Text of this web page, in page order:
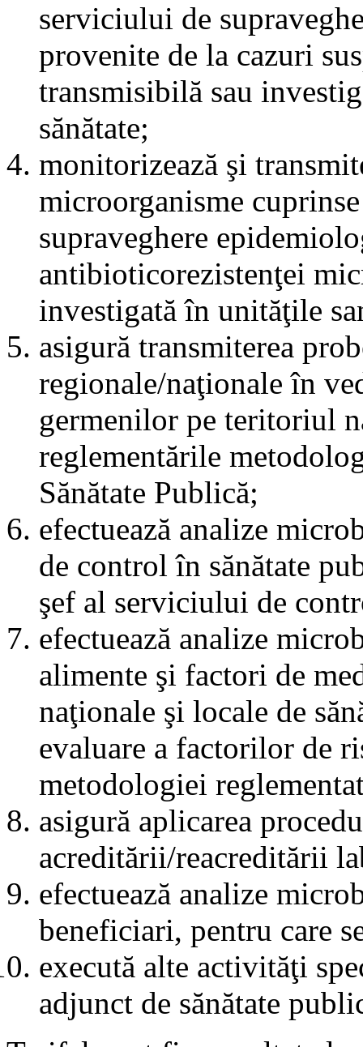
serviciului de
provenite de la cazuri
transmisibilă sau
sănătate;
monitorizează şi
microorganisme
supraveghere
antibioticorezistenţei
investigată în unităţile
asigură transmiterea
regionale/naţionale în
germenilor pe teritoriul
reglementările
Sănătate Publică;
efectuează analize
de control în sănătate
şef al serviciului de
efectuează analize
alimente şi factori de
naţionale şi locale de
evaluare a factorilor de
metodologiei
asigură aplicarea
acreditării/reacreditării
efectuează analize
beneficiari, pentru care
execută alte activităţi
adjunct de sănătate